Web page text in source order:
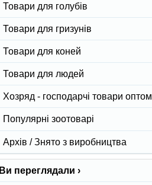
Товари для голубів
Товари для гризунів
Товари для коней
Товари для людей
Хозряд - господарчі товари оптом
Популярні зоотоварі
Архів / Знято з виробництва
Ви переглядали ›